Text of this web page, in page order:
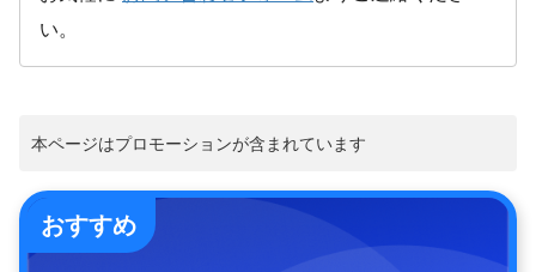
い。
本ページはプロモーションが含まれています
おすすめ